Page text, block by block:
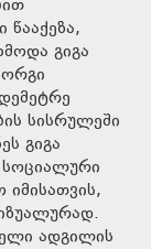
გიგა
სისრულეში
გიგა
სოციალური
ადგილის